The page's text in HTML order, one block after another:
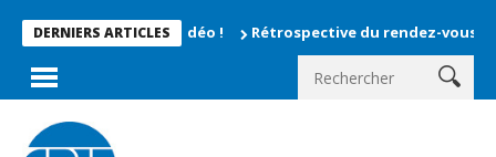
DERNIERS ARTICLESRétrospective du rendez-vous la chevêche